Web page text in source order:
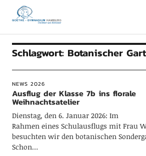
Goethe-Gymnasium
Schlagwort: Botanischer
NEWS 2026
Ausflug der Klasse 7b ins florale
Weihnachtsatelier
Dienstag, den 6. Januar 2026: Im
Rahmen eines Schulausflugs mit Frau
besuchten wir den botanischen
Schon…